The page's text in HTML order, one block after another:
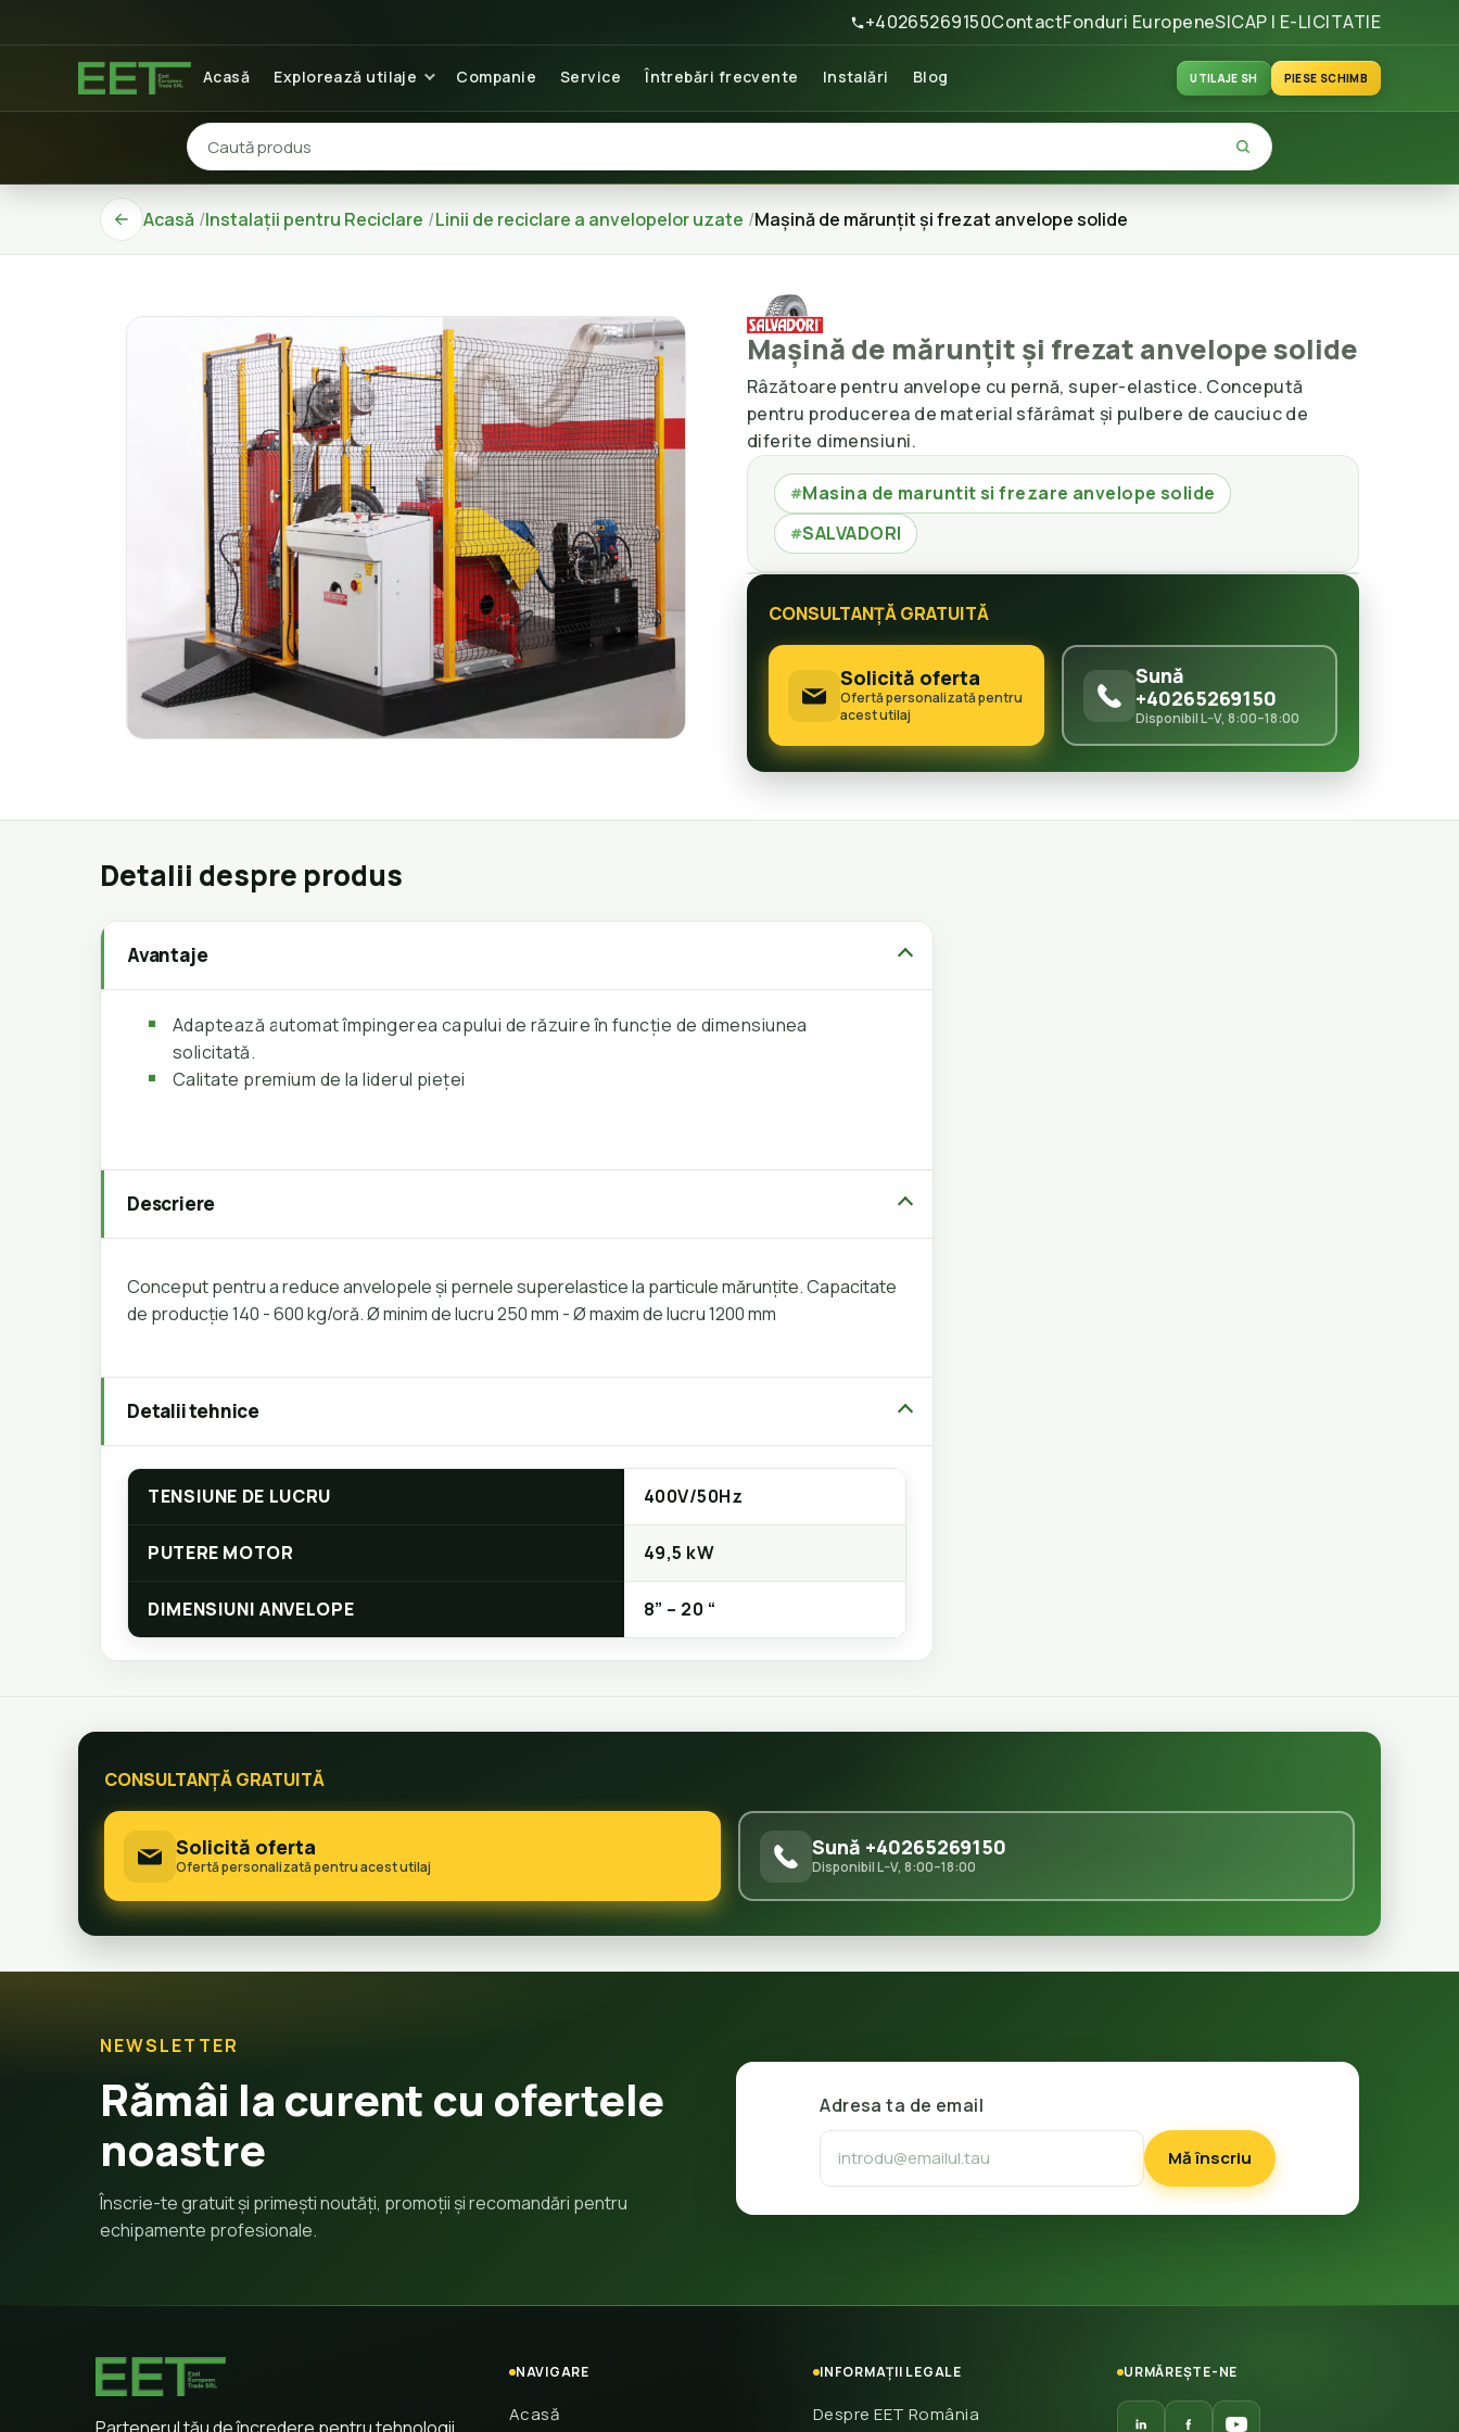
+40265269150ContactFonduri EuropeneSICAP | E-LICITATIE
Acasă Explorează utilaje Companie Service Întrebări frecvente Instalări Blog UTILAJE SH PIESE SCHIMB
Acasă Instalații pentru Reciclare Linii de reciclare a anvelopelor uzate Mașină de mărunțit și frezat anvelope solide
Mașină de mărunțit și frezat anvelope solide
Râzătoare pentru anvelope cu pernă, super-elastice. Concepută
pentru producerea de material sfărâmat și pulbere de cauciuc de
diferite dimensiuni.
#Masina de maruntit si frezare anvelope solide
#SALVADORI
CONSULTANȚĂ GRATUITĂ
Solicită oferta
Ofertă personalizată pentru
acest utilaj
Sună
+40265269150
Disponibil L–V, 8:00–18:00
Detalii despre produs
Avantaje
Adaptează automat împingerea capului de răzuire în funcție de dimensiunea
solicitată.
Calitate premium de la liderul pieței
Descriere
Conceput pentru a reduce anvelopele și pernele superelastice la particule mărunțite. Capacitate
de producție 140 - 600 kg/oră. Ø minim de lucru 250 mm - Ø maxim de lucru 1200 mm
Detalii tehnice
TENSIUNE DE LUCRU 400V/50Hz
PUTERE MOTOR 49,5 kW
DIMENSIUNI ANVELOPE 8” – 20 “
CONSULTANȚĂ GRATUITĂ
Solicită oferta
Ofertă personalizată pentru acest utilaj
Sună +40265269150
Disponibil L–V, 8:00–18:00
NEWSLETTER
Rămâi la curent cu ofertele
noastre
Înscrie-te gratuit și primești noutăți, promoții și recomandări pentru
echipamente profesionale.
Adresa ta de email
Mă înscriu
Partenerul tău de încredere pentru tehnologii
NAVIGARE
Acasă
INFORMAȚII LEGALE
Despre EET România
URMĂREȘTE-NE